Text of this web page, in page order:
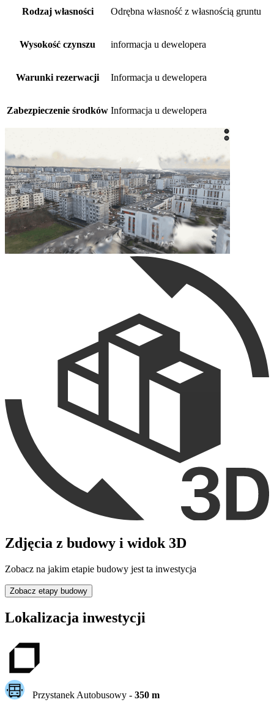
Rodzaj własności Odrębna własność z własnością gruntu
Wysokość czynszu informacja u dewelopera
Warunki rezerwacji Informacja u dewelopera
Zabezpieczenie środków Informacja u dewelopera
Zdjęcia z budowy i widok 3D
Zobacz na jakim etapie budowy jest ta inwestycja
Zobacz etapy budowy
Lokalizacja inwestycji
Przystanek Autobusowy - 350m